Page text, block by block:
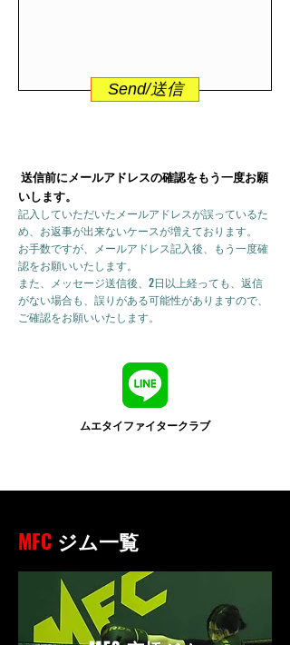
Send/送信
送信前にメールアドレスの確認をもう一度お願
いします。
記入していただいたメールアドレスが誤っているた
め、お返事が出来ないケースが増えております。
お手数ですが、メールアドレス記入後、もう一度確
認をお願いいたします。
また、メッセージ送信後、2日以上経っても、返信
がない場合も、誤りがある可能性がありますので、
ご確認をお願いいたします。
ムエタイファイタークラブ
MFC ジム一覧